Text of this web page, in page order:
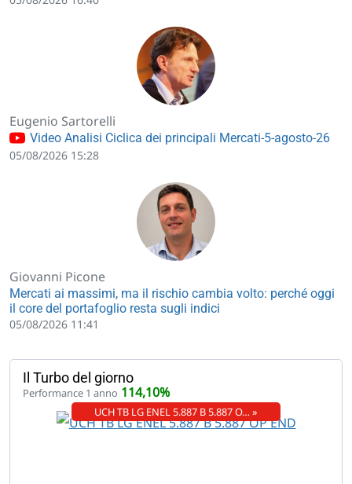
Eugenio Sartorelli
Video Analisi Ciclica dei principali Mercati-5-agosto-26
05/08/2026 15:28
Giovanni Picone
Mercati ai massimi, ma il rischio cambia volto: perché oggi
il core del portafoglio resta sugli indici
05/08/2026 11:41
Il Turbo del giorno
Performance 1 anno 114,10%
UCH TB LG ENEL 5.887 B 5.887 O… »